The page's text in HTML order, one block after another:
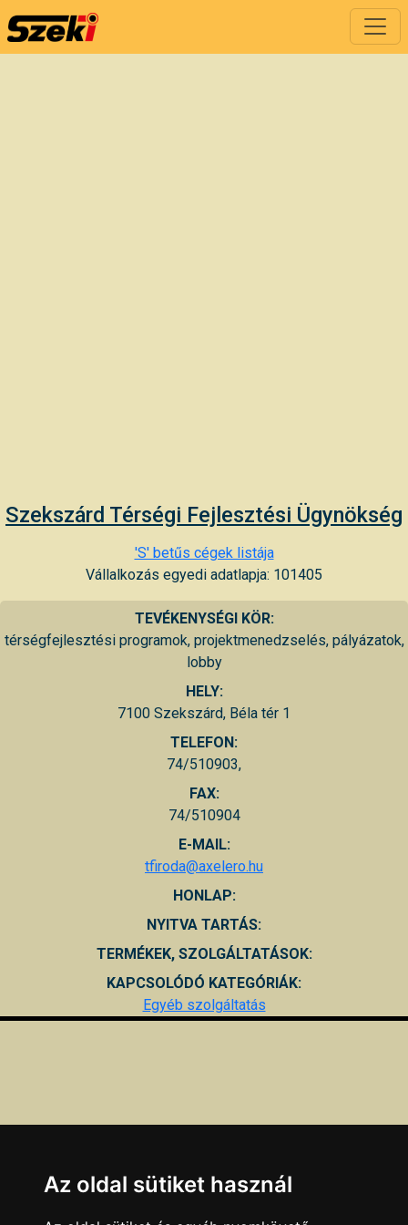
Szekszárd Térségi Fejlesztési Ügynökség
'S' betűs cégek listája
Vállalkozás egyedi adatlapja: 101405
TEVÉKENYSÉGI KÖR:
térségfejlesztési programok, projektmenedzselés, pályázatok,
lobby
HELY:
7100 Szekszárd, Béla tér 1
TELEFON:
74/510903,
FAX:
74/510904
E-MAIL:
tfiroda@axelero.hu
HONLAP:
NYITVA TARTÁS:
TERMÉKEK, SZOLGÁLTATÁSOK:
KAPCSOLÓDÓ KATEGÓRIÁK:
Egyéb szolgáltatás
Az oldal sütiket használ